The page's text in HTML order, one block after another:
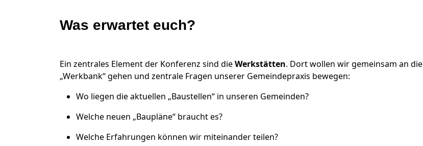
Was erwartet euch?
Ein zentrales Element der Konferenz sind dieWerkstätten. Dort wollen wir gemeinsam an die
„Werkbank“ gehen und zentrale Fragen unserer Gemeindepraxis bewegen:
Wo liegen die aktuellen „Baustellen“ in unseren Gemeinden?
Welche neuen „Baupläne“ braucht es?
Welche Erfahrungen können wir miteinander teilen?